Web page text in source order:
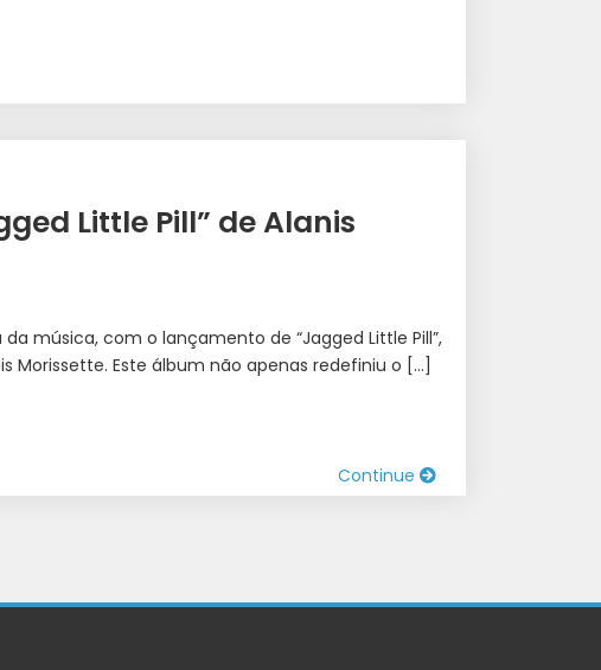
Little Pill” de Alanis
música, com o lançamento de “Jagged Little Pill”,
Morissette. Este álbum não apenas redefiniu o […]
Continue